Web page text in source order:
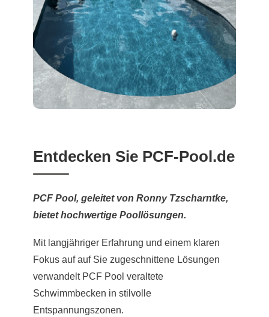
Entdecken Sie PCF-Pool.de
PCF Pool, geleitet von Ronny Tzscharntke,
bietet hochwertige Poollösungen.
Mit langjähriger Erfahrung und einem klaren
Fokus auf auf Sie zugeschnittene Lösungen
verwandelt PCF Pool veraltete
Schwimmbecken in stilvolle
Entspannungszonen.